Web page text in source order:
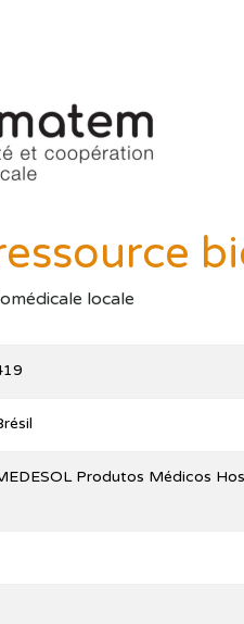
locale
Produtos Médicos